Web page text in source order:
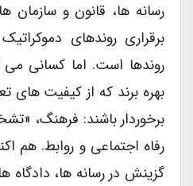
برقراری روندهای
روندها است. اما کسانی می
بهره برند که از کیفیت های
برخوردار باشند: فرهنگ،
رفاه اجتماعی و روابط. هم
گزینش در رسانه ها، دادگاه